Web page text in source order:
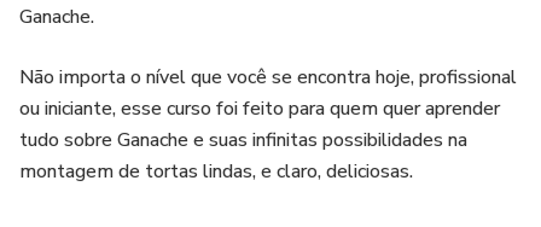
Ganache.
Não importa o nível que você se encontra hoje, profissional
ou iniciante, esse curso foi feito para quem quer aprender
tudo sobre Ganache e suas infinitas possibilidades na
montagem de tortas lindas, e claro, deliciosas.